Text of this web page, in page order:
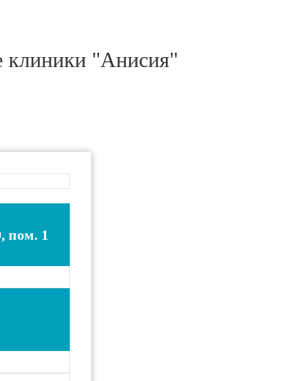
клиники "Анисия"
пом. 1